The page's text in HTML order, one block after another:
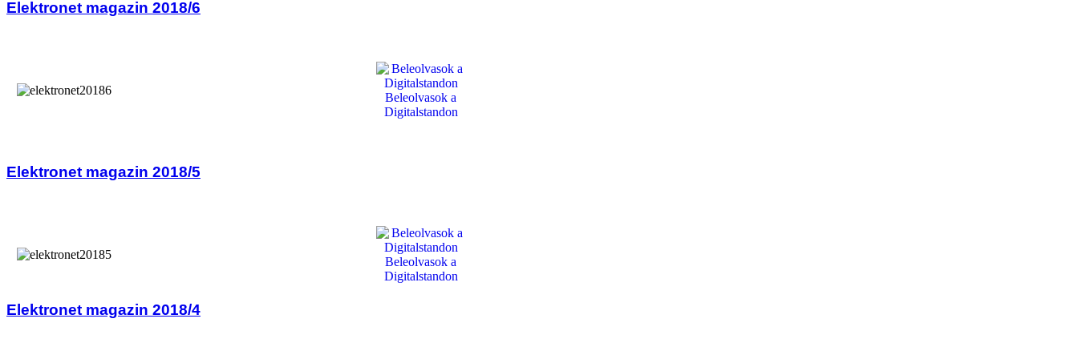
Elektronet magazin 2018/6
Beleolvasok a
Digitalstandon
Elektronet magazin 2018/5
Beleolvasok a
Digitalstandon
Elektronet magazin 2018/4